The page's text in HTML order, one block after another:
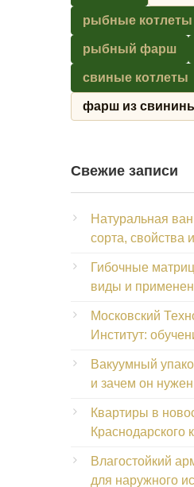
рыбные котлеты
рыбный фарш
свиные котлеты
фарш из
Свежие записи
Натуральная
сорта, свойства
Гибочные
виды и
Московский
Институт:
Вакуумный
и зачем он нужен
Квартиры в
Краснодарского
Влагостойкий
для наружного